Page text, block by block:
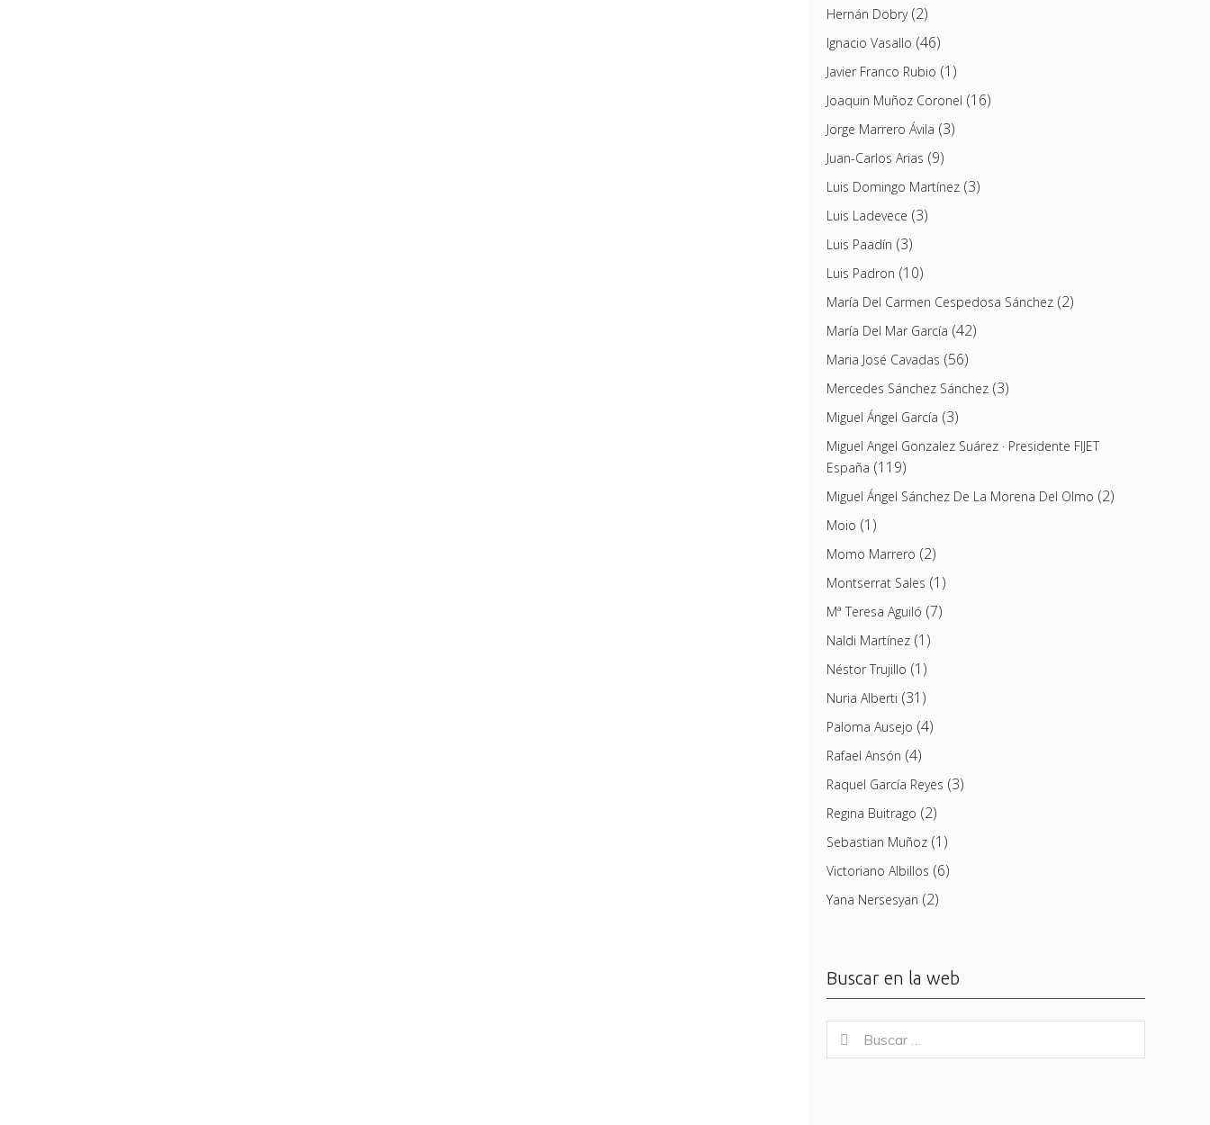
Hernán Dobry(2)
Ignacio Vasallo (46)
Javier Franco Rubio (1)
Joaquin Muñoz Coronel (16)
Jorge Marrero Ávila (3)
Juan-Carlos Arias (9)
Luis Domingo Martínez(3)
Luis Ladevece (3)
Luis Paadín (3)
Luis Padron (10)
María Del Carmen Cespedosa Sánchez(2)
María Del Mar García (42)
Maria José Cavadas (56)
Mercedes Sánchez Sánchez(3)
Miguel Ángel García (3)
Miguel Angel Gonzalez Suárez · Presidente FIJET
España (119)
Miguel Ángel Sánchez De La Morena Del Olmo (2)
Moio (1)
Momo Marrero (2)
Montserrat Sales (1)
Mª Teresa Aguiló (7)
Naldi Martínez(1)
Néstor Trujillo (1)
Nuria Alberti (31)
Paloma Ausejo (4)
Rafael Ansón (4)
Raquel García Reyes (3)
Regina Buitrago (2)
Sebastian Muñoz(1)
Victoriano Albillos (6)
Yana Nersesyan (2)
Buscar en la web
for:
Buscar